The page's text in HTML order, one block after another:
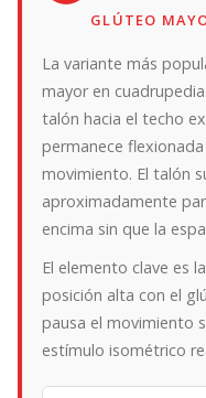
GLÚTEO
La variante más
mayor en
talón hacia el techo
permanece
movimiento. El talón
aproximadamente
encima sin que la
El elemento clave es
posición alta con el
pausa el movimiento
estímulo isométrico